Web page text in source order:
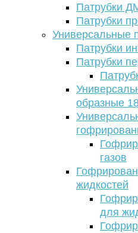
Патрубки
Патрубки
Универсальные
Патрубки
Патрубки
образные
газов
жидкостей
для